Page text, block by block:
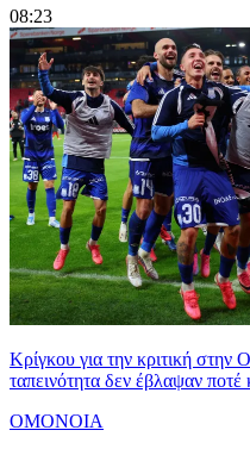
08:23
Κρίγκου για την κριτική στην
ταπεινότητα δεν έβλαψαν ποτέ
ΟΜΟΝΟΙΑ